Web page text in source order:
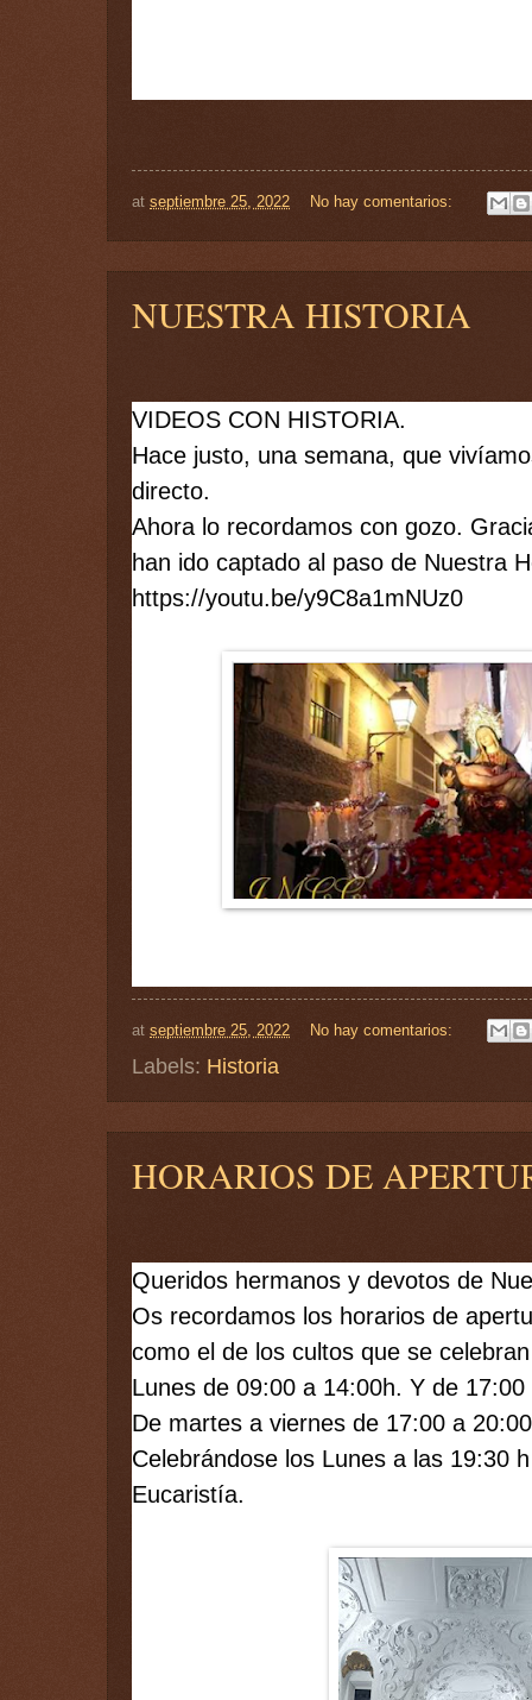
at septiembre 25, 2022 No hay comentarios:
NUESTRA HISTORIA
VIDEOS CON HISTORIA.
Hace justo, una semana, que
directo.
Ahora lo recordamos con gozo.
han ido captado al paso de Nuestra
https://youtu.be/y9C8a1mNUz0
at septiembre 25, 2022 No hay comentarios:
Labels: Historia
HORARIOS DE
Queridos hermanos y devotos de
Os recordamos los horarios de
como el de los cultos que se
Lunes de 09:00 a 14:00h. Y de
De martes a viernes de 17:00 a
Celebrándose los Lunes a las 19:30
Eucaristía.